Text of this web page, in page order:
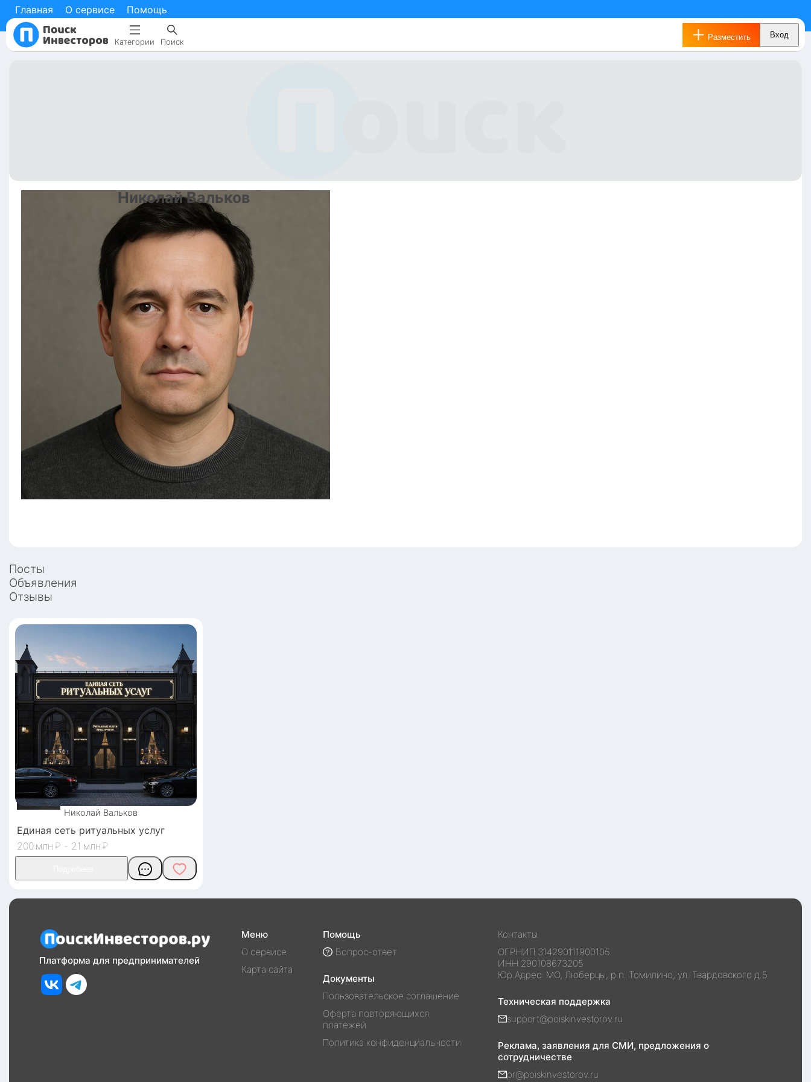
Главная О сервисе Помощь
Категории Поиск
Вход
Разместить
Николай Вальков
Посты
Объявления
Отзывы
Николай Вальков
Единая сеть ритуальных услуг
200
₽ - 21 ₽
Платформа для предпринимателей
Меню
О сервисе
Карта сайта
Помощь
Вопрос-ответ
Документы
Пользовательское соглашение
Оферта повторяющихся
платежей
Политика конфиденциальности
Контакты
ОГРНИП 314290111900105
ИНН 290108673205
Юр.Адрес: МО, Люберцы, р.п. Томилино, ул. Твардовского д.5
Техническая поддержка
support@poiskinvestorov.ru
Реклама, заявления для СМИ, предложения о
сотрудничестве
pr@poiskinvestorov.ru